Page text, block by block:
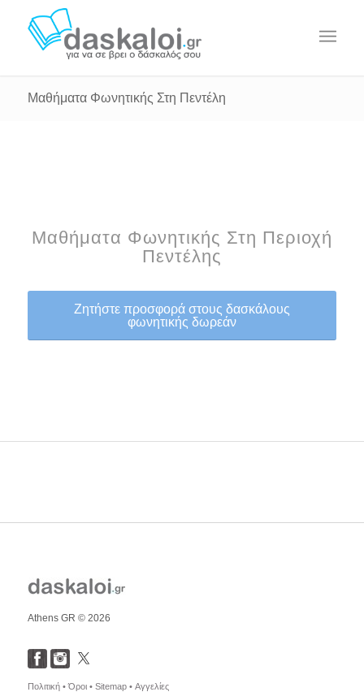
Μαθήματα Φωνητικής Στη Πεντέλη
Μαθήματα Φωνητικής Στη Περιοχή
Πεντέλης
Ζητήστε προσφορά στους δασκάλους
φωνητικής δωρεάν
Athens GR © 2026
Πολιτική •Όροι • Sitemap • Αγγελίες